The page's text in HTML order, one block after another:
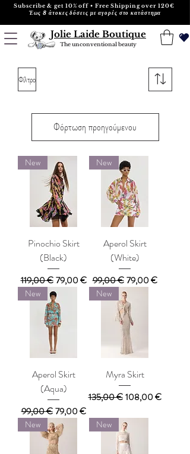
Subscribe & get 10% off • Free Shipping over 120€
Έως 8 άτοκες δόσεις με αγορές στο κατάστημα
Jolie Laide Boutique
The unconventional beauty
Φίλτρο
Φόρτωση προηγούμενου
New
Pinochio Skirt
(Black)
Κανονική τιμή
119,00 € Τιμή Έκπτωσης
79,00 €
New
Aperol Skirt
(White)
Κανονική τιμή
99,00 € Τιμή Έκπτωσης
79,00 €
New
Aperol Skirt
(Aqua)
Κανονική τιμή
99,00 € Τιμή Έκπτωσης
79,00 €
New
Myra Skirt
Κανονική τιμή
135,00 € Τιμή Έκπτωσης
108,00 €
New New